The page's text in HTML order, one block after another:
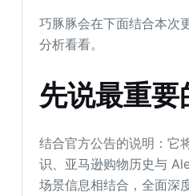
巧豚豚会在下面结合本次
分析看看。
先说最重要
结合官方公告的说明：它
识、亚马逊购物历史与
场景信息相结合，全面深